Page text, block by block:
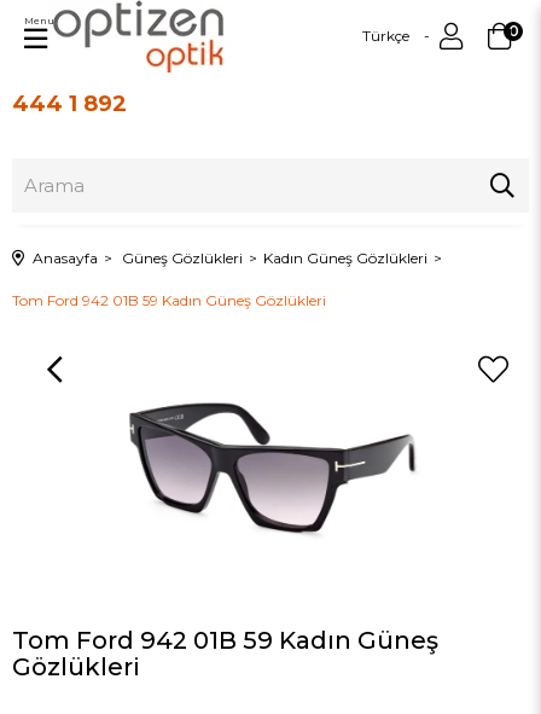
444 1 892
Türkçe 0
Menu
Anasayfa Güneş Gözlükleri Kadın Güneş Gözlükleri
Tom Ford 942 01B 59 Kadın Güneş Gözlükleri
Tom Ford 942 01B 59 Kadın Güneş
Gözlükleri